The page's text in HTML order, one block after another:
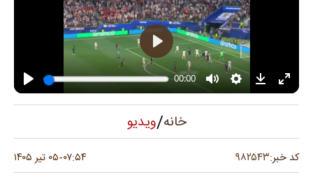
خانه/ویدیو
کد خبر:۹۸۲۵۴۳ ۰۷:۵۴-۰۵ تیر ۱۴۰۵